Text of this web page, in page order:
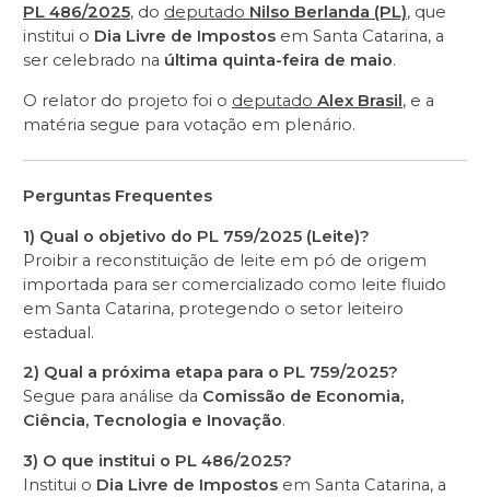
PL 486/2025, do deputado Nilso Berlanda (PL), que
institui o Dia Livre de Impostos em Santa Catarina, a
ser celebrado na última quinta-feira de maio.
O relator do projeto foi o deputado Alex Brasil, e a
matéria segue para votação em plenário.
Perguntas Frequentes
1) Qual o objetivo do PL 759/2025 (Leite)?
Proibir a reconstituição de leite em pó de origem
importada para ser comercializado como leite fluido
em Santa Catarina, protegendo o setor leiteiro
estadual.
2) Qual a próxima etapa para o PL 759/2025?
Segue para análise da Comissão de Economia,
Ciência, Tecnologia e Inovação.
3) O que institui o PL 486/2025?
Institui o Dia Livre de Impostos em Santa Catarina, a